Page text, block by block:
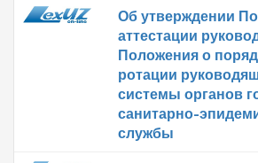
Об утверждении
аттестации
Положения о
ротации
системы органов
санитарно-
службы